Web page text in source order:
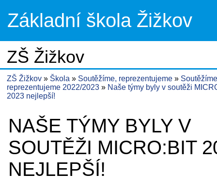
Základní škola Žižkov
ZŠ Žižkov
ZŠ Žižkov Škola Soutěžíme, reprezentujeme
reprezentujeme 2022/2023
Naše týmy byly v soutěži
2023 nejlepší!
NAŠE TÝMY BYLY V
SOUTĚŽI MICRO:BIT
NEJLEPŠÍ!